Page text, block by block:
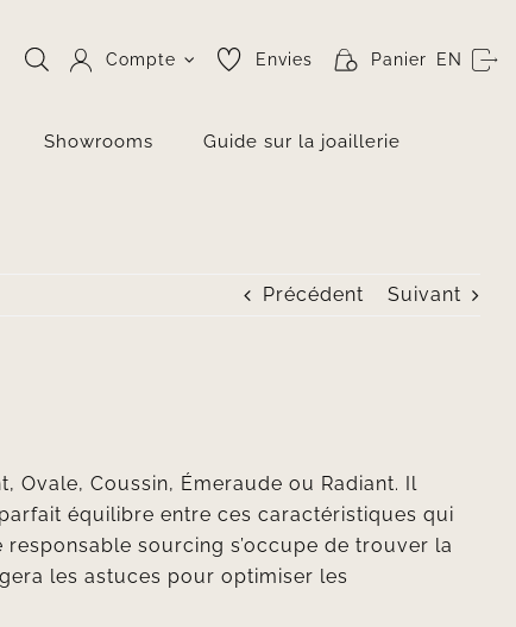
Compte Envies Panier EN
Showrooms Guide sur la joaillerie
Précédent Suivant
Ovale, Coussin, Émeraude ou Radiant. Il
équilibre entre ces caractéristiques qui
sourcing s’occupe de trouver la
les astuces pour optimiser les